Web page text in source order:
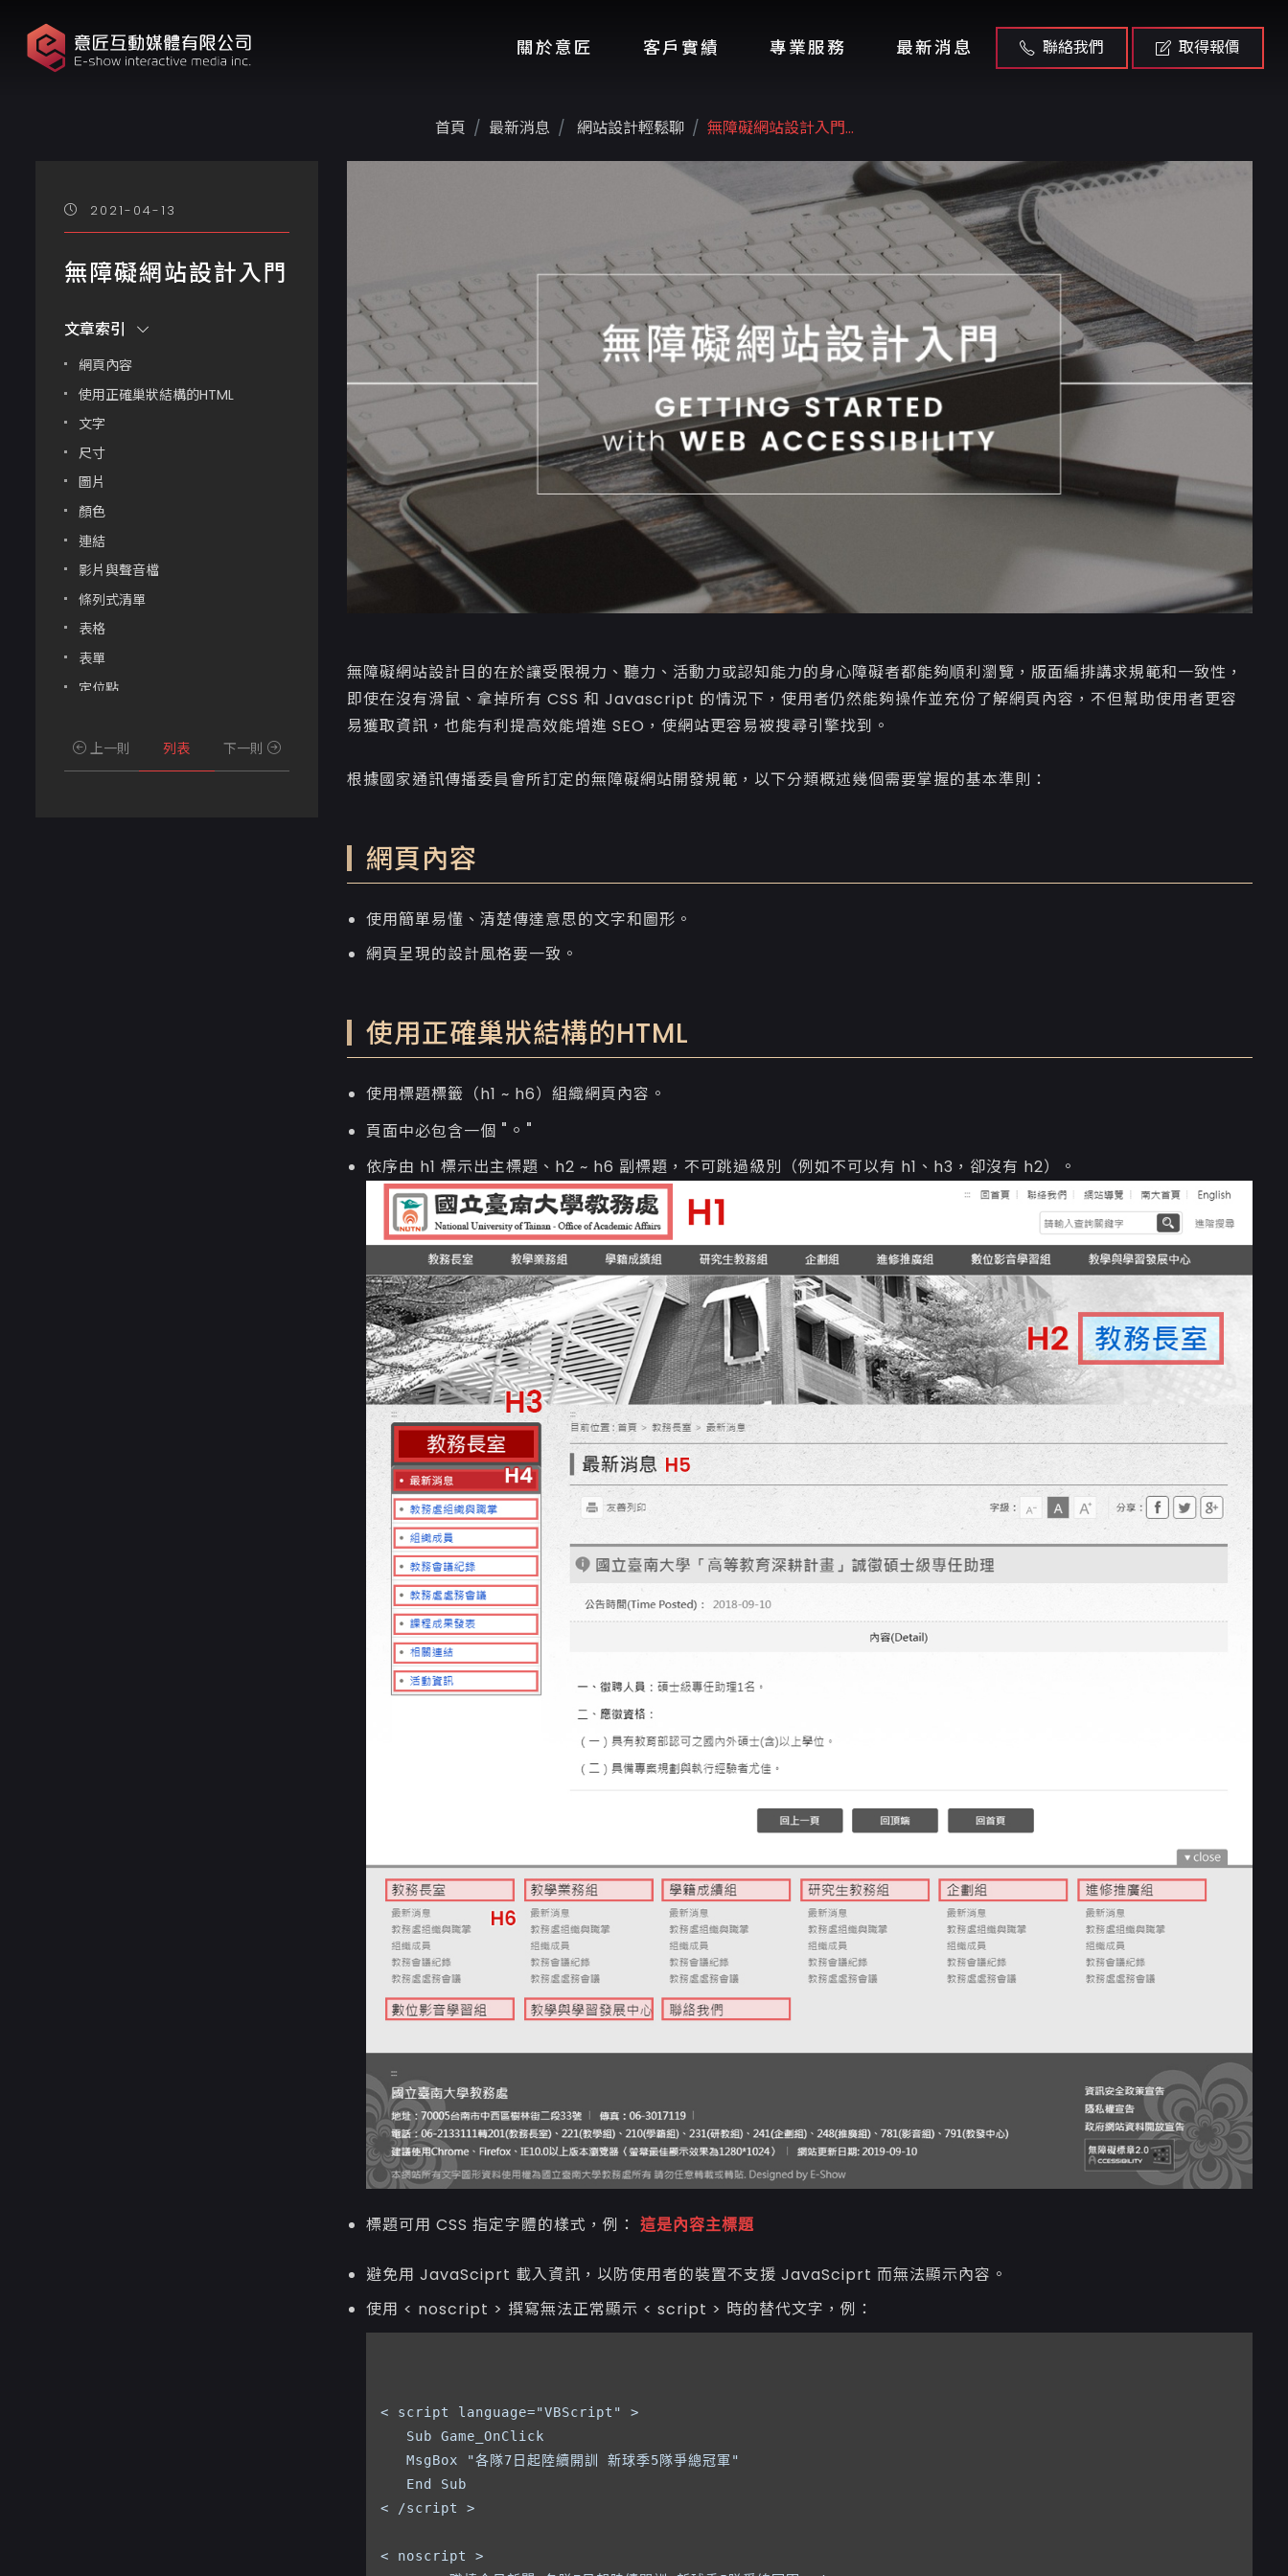
關於意匠 客戶實績 專業服務 最新消息 聯絡我們 取得報價
首頁 最新消息 網站設計輕鬆聊 無障礙網站設計入門...
2021-04-13
無障礙網站設計入門
文章索引
網頁內容
使用正確巢狀結構的HTML
文字
尺寸
圖片
顏色
連結
影片與聲音檔
條列式清單
表格
表單
定位點
表單欄位快速鍵
選單
上一則 列表 下一則
無障礙網站設計目的在於讓受限視力、聽力、活動力或認知能力的身心障礙者都能夠順利瀏覽，版面編排講求規範和一致性，
即使在沒有滑鼠、拿掉所有 CSS 和 Javascript 的情況下，使用者仍然能夠操作並充份了解網頁內容，不但幫助使用者更容
易獲取資訊，也能有利提高效能增進 SEO，使網站更容易被搜尋引擎找到。
根據國家通訊傳播委員會所訂定的無障礙網站開發規範，以下分類概述幾個需要掌握的基本準則：
網頁內容
使用簡單易懂、清楚傳達意思的文字和圖形。
網頁呈現的設計風格要一致。
使用正確巢狀結構的HTML
使用標題標籤（h1 ~ h6）組織網頁內容。
頁面中必包含一個 "。"
依序由 h1 標示出主標題、h2 ~ h6 副標題，不可跳過級別（例如不可以有 h1、h3，卻沒有 h2）。
標題可用 CSS 指定字體的樣式，例： 這是內容主標題
避免用 JavaSciprt 載入資訊，以防使用者的裝置不支援 JavaSciprt 而無法顯示內容。
使用 < noscript > 撰寫無法正常顯示 < script > 時的替代文字，例：
< script language="VBScript" >
   Sub Game_OnClick
   MsgBox "各隊7日起陸續開訓 新球季5隊爭總冠軍"
   End Sub
< /script >
< noscript >